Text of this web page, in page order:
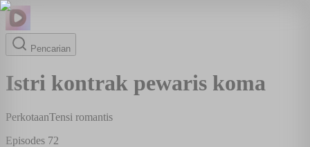
Pencarian
Istri kontrak pewaris koma
PerkotaanTensi romantis
Episodes 72